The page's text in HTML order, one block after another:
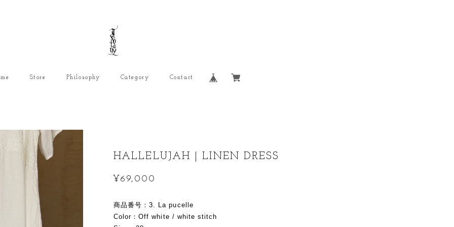
Store Philosophy Category Contact
HALLELUJAH | LINEN DRESS
¥69,000
商品番号：3. La pucelle
Color：Off white / white stitch